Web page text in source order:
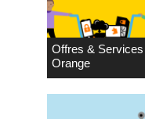
Offres & Services
Orange